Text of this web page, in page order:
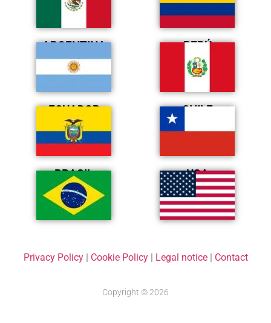
ARGENTINA PERÚ
ECUADOR CHILE
BRASIL USA
Privacy Policy| Cookie Policy| Legal notice| Contact
Copyright © 2026